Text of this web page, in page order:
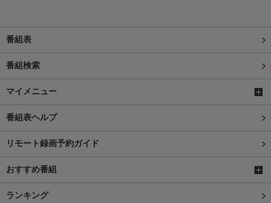
番組表
番組検索
マイメニュー
番組表ヘルプ
リモート録画予約ガイド
おすすめ番組
ランキング